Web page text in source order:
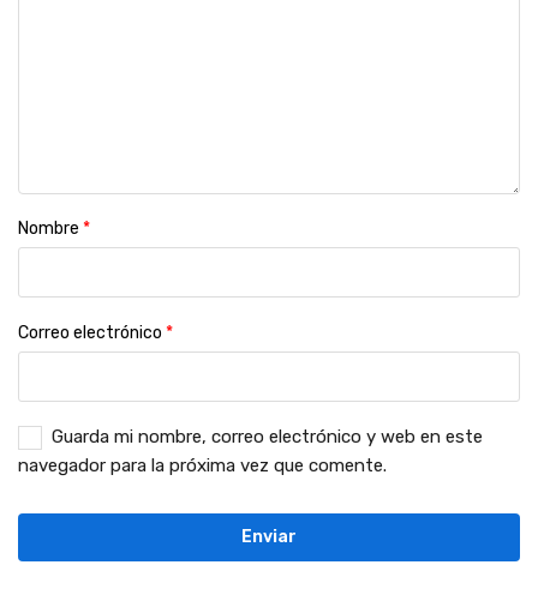
Nombre *
Correo electrónico *
Guarda mi nombre, correo electrónico y web en este
navegador para la próxima vez que comente.